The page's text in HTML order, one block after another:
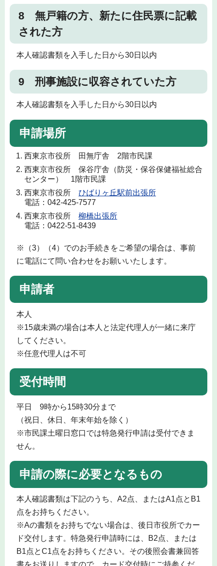
8 無戸籍の方、新たに住民票に記載
された方
本人確認書類を入手した日から30日以内
9 刑事施設に収容されていた方
本人確認書類を入手した日から30日以内
申請場所
西東京市役所 田無庁舎 2階市民課
西東京市役所 保谷庁舎（防災・保谷保健福祉総合
センター） 1階市民課
西東京市役所 ひばりヶ丘駅前出張所
電話：042-425-7577
西東京市役所 柳橋出張所
電話：0422-51-8439
※（3）（4）でのお手続きをご希望の場合は、事前
に電話にて問い合わせをお願いいたします。
申請者
本人
※15歳未満の場合は本人と法定代理人が一緒に来庁
してください。
※任意代理人は不可
受付時間
平日 9時から15時30分まで
（祝日、休日、年末年始を除く）
※市民課土曜日窓口では特急発行申請は受付できま
せん。
申請の際に必要となるもの
本人確認書類は下記のうち、A2点、またはA1点とB1
点をお持ちください。
※Aの書類をお持ちでない場合は、後日市役所でカー
ド交付します。特急発行申請時には、B2点、または
B1点とC1点をお持ちください。その後照会書兼回答